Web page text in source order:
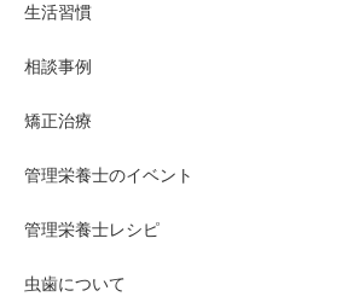
生活習慣
相談事例
矯正治療
管理栄養士のイベント
管理栄養士レシピ
虫歯について